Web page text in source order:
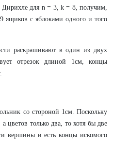
для n = 3, k = 8, получим,
ящиков с яблоками одного и того
раскрашивают в один из двух
отрезок длиной 1см, концы
со стороной 1см. Поскольку
цветов только два, то хотя бы две
вершины и есть концы искомого